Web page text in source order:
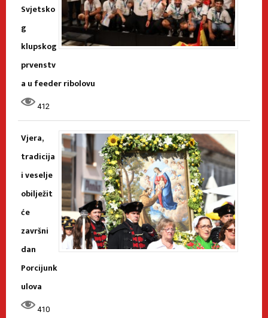
Svjetsko
g
klupskog
prvenstv
a u feeder ribolovu
412
Vjera,
tradicija
i veselje
obilježit
će
završni
dan
Porcijunk
ulova
410